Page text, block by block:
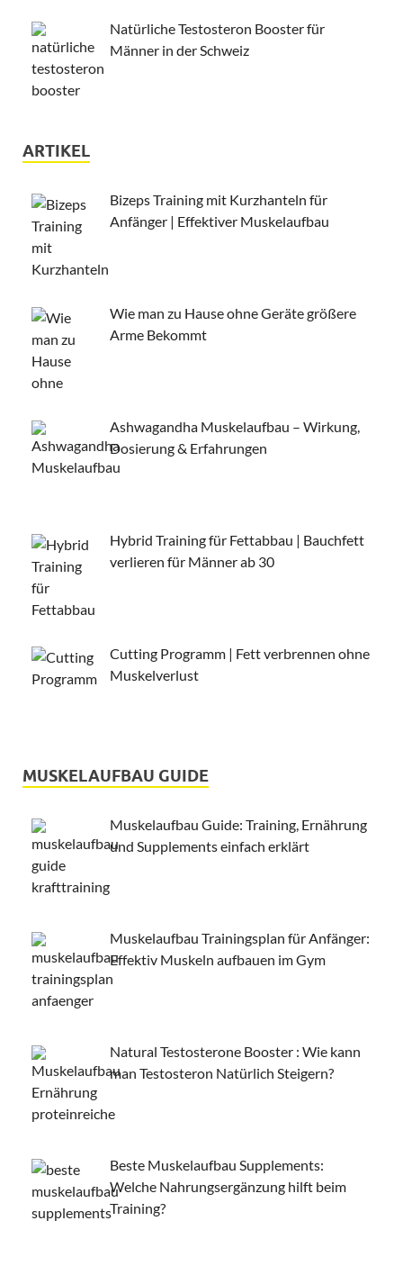
Natürliche Testosteron Booster für
Männer in der Schweiz
ARTIKEL
Bizeps Training mit Kurzhanteln für
Anfänger | Effektiver Muskelaufbau
Wie man zu Hause ohne Geräte größere
Arme Bekommt
Ashwagandha Muskelaufbau – Wirkung,
Dosierung & Erfahrungen
Hybrid Training für Fettabbau | Bauchfett
verlieren für Männer ab 30
Cutting Programm | Fett verbrennen ohne
Muskelverlust
MUSKELAUFBAU GUIDE
Muskelaufbau Guide: Training, Ernährung
und Supplements einfach erklärt
Muskelaufbau Trainingsplan für Anfänger:
Effektiv Muskeln aufbauen im Gym
Natural Testosterone Booster : Wie kann
man Testosteron Natürlich Steigern?
Beste Muskelaufbau Supplements:
Welche Nahrungsergänzung hilft beim
Training?